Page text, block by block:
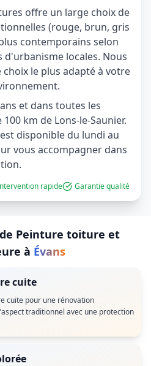
offre un large choix de
(rouge, brun, gris
contemporains selon
d'urbanisme locales. Nous
le plus adapté à votre
et dans toutes les
km de Lons-le-Saunier.
disponible du lundi au
vous accompagner dans
rapide Garantie qualité
Peinture toiture et
à Évans
cuite
cuite pour une rénovation
traditionnel avec une protection